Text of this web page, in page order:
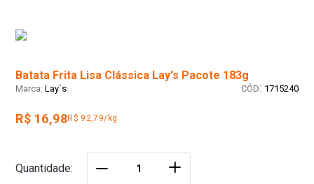
Batata Frita Lisa Clássica Lay's Pacote 183g
Lay´s : 1715240
R$ 16,98R$ 92,79/kg
Quantidade ＋